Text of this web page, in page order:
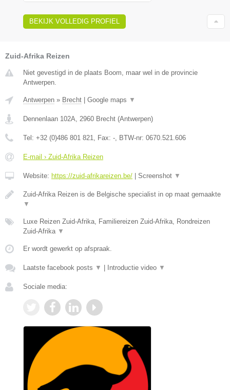
BEKIJK VOLLEDIG PROFIEL
Zuid-Afrika Reizen
Niet gevestigd in de plaats Boom, maar wel in de provincie
Antwerpen.
Antwerpen » Brecht Google maps ▼
Dennenlaan 102A 2960 Brecht (Antwerpen)
Tel: +32 (0)486 801 821 , Fax: - , BTW-nr: 0670.521.606
E-mail › Zuid-Afrika Reizen
Website: https://zuid-afrikareizen.be/ Screenshot ▼
Zuid-Afrika Reizen is de Belgische specialist in op maat gemaakte
▼
Luxe Reizen Zuid-Afrika, Familiereizen Zuid-Afrika, Rondreizen
Zuid-Afrika ▼
Er wordt gewerkt op afspraak.
Laatste facebook posts ▼ Introductie video ▼
Sociale media: